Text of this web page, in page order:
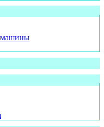
машины